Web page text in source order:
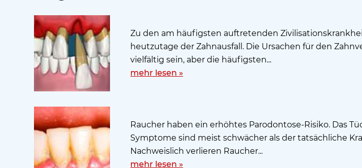
Zu den am häufigsten auftretenden
heutzutage der Zahnausfall. Die Ursachen für den
vielfältig sein, aber die häufigsten...
mehr lesen »
Raucher haben ein erhöhtes Parodontose-Risiko. Das
Symptome sind meist schwächer als der tatsächliche
Nachweislich verlieren Raucher...
mehr lesen »